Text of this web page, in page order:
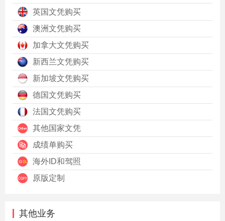
英国文凭购买
澳洲文凭购买
加拿大文凭购买
新西兰文凭购买
新加坡文凭购买
德国文凭购买
法国文凭购买
其他国家文凭
成绩单购买
海外ID和驾照
原版定制
其他业务